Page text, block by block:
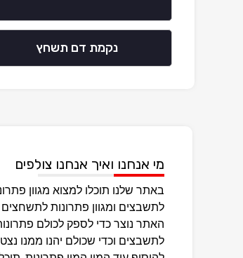
נקמת דם תשחץ
מי אנחנו ואיך אנחנו צולפים
באתר שלנו תוכלו למצוא מגוון
לתשבצים ומגוון פתרונות
האתר נוצר כדי לספק לכולם
לתשבצים וכדי שכולם יהנו ממנו